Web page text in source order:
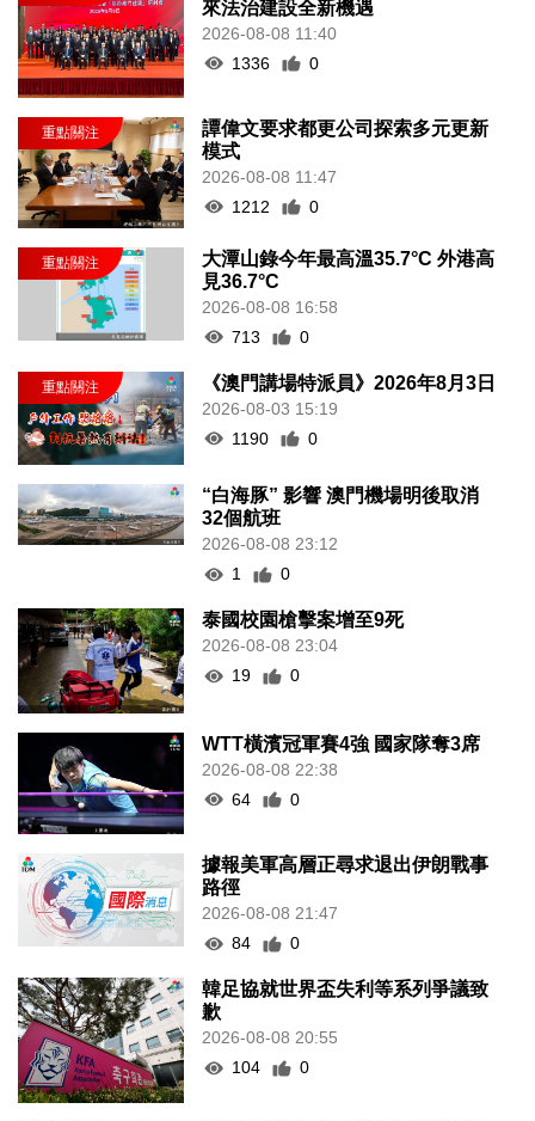
來法治建設全新機遇
2026-08-08 11:40
1336
0
譚偉文要求都更公司探索多元更新
模式
2026-08-08 11:47
1212
0
大潭山錄今年最高溫35.7°C 外港高
見36.7°C
2026-08-08 16:58
713
0
《澳門講場特派員》2026年8月3日
2026-08-03 15:19
1190
0
“白海豚” 影響 澳門機場明後取消
32個航班
2026-08-08 23:12
1
0
泰國校園槍擊案增至9死
2026-08-08 23:04
19
0
WTT橫濱冠軍賽4強 國家隊奪3席
2026-08-08 22:38
64
0
據報美軍高層正尋求退出伊朗戰事
路徑
2026-08-08 21:47
84
0
韓足協就世界盃失利等系列爭議致
歉
2026-08-08 20:55
104
0